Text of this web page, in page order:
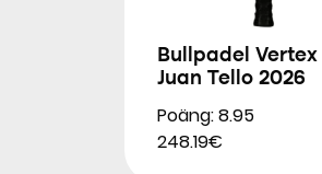
Bullpadel Vertex
Juan Tello 2026
Poäng: 8.95
248.19€